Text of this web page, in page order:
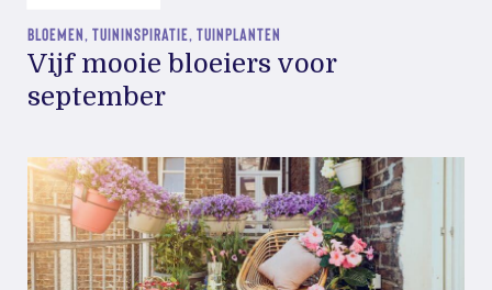
BLOEMEN, TUININSPIRATIE, TUINPLANTEN
Vijf mooie bloeiers voor
september